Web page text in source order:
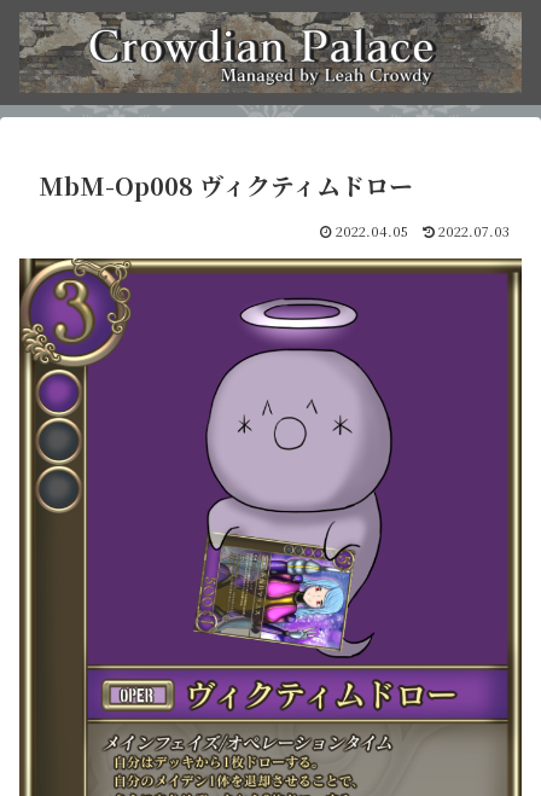
MbM-Op008 ヴィクティムドロー
2022.04.05 2022.07.03